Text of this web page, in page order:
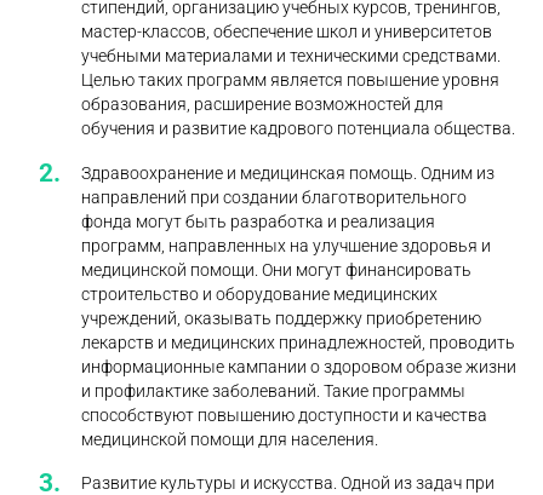
стипендий, организацию учебных курсов, тренингов,
мастер-классов, обеспечение школ и университетов
учебными материалами и техническими средствами.
Целью таких программ является повышение уровня
образования, расширение возможностей для
обучения и развитие кадрового потенциала общества.
Здравоохранение и медицинская помощь. Одним из
направлений при создании благотворительного
фонда могут быть разработка и реализация
программ, направленных на улучшение здоровья и
медицинской помощи. Они могут финансировать
строительство и оборудование медицинских
учреждений, оказывать поддержку приобретению
лекарств и медицинских принадлежностей, проводить
информационные кампании о здоровом образе жизни
и профилактике заболеваний. Такие программы
способствуют повышению доступности и качества
медицинской помощи для населения.
Развитие культуры и искусства. Одной из задач при